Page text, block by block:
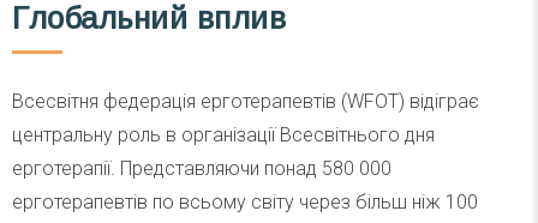
Глобальний вплив
Всесвітня федерація ерготерапевтів (WFOT) відіграє
центральну роль в організації Всесвітнього дня
ерготерапії. Представляючи понад 580 000
ерготерапевтів по всьому світу через більш ніж 100